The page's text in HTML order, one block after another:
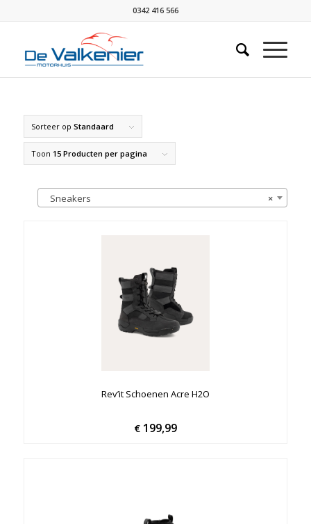
0342 416 566
Sorteer op Standaard
Toon 15 Producten per pagina
×
Sneakers
Rev’it Schoenen Acre H2O
€199,99